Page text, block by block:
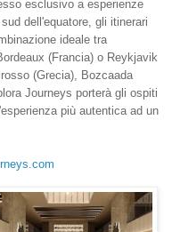
esclusivo a esperienze
dell'equatore, gli itinerari
ideale tra
(Francia) o Reykjavik
(Grecia), Bozcaada
Journeys porterà gli ospiti
più autentica ad un